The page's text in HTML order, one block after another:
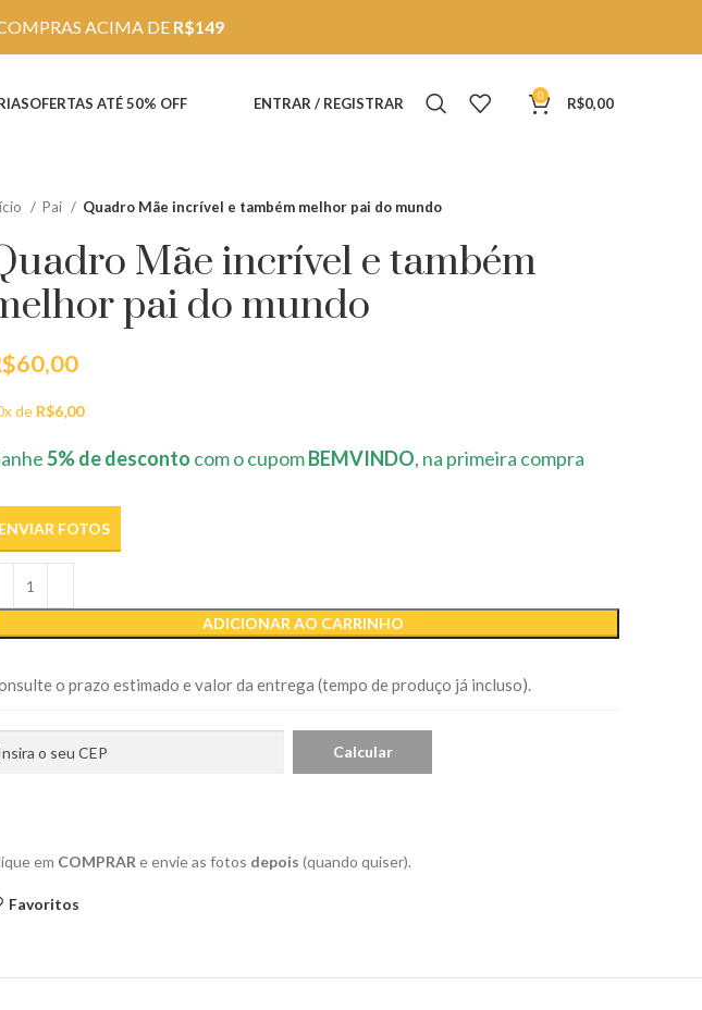
OFERTAS ATÉ 50% OFF ENTRAR / REGISTRAR 0 R$0,00
Pai Quadro Mãe incrível e também melhor pai do mundo
Mãe incrível e também
pai do mundo
60,00
de R$6,00
5% de desconto com o cupomBEMVINDO, na primeira compra
ENVIAR FOTOS
ADICIONAR AO CARRINHO
o prazo estimado e valor da entrega (tempo de produço já incluso).
em COMPRAR e envie as fotos depois (quando quiser).
Favoritos
ACIMA DE R$149